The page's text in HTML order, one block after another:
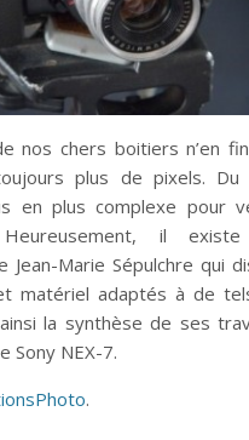
nos chers boitiers n’en
plus de pixels. Du
en plus complexe pour
Heureusement, il existe
Jean-Marie Sépulchre qui
matériel adaptés à de
la synthèse de ses
Sony NEX-7.
.